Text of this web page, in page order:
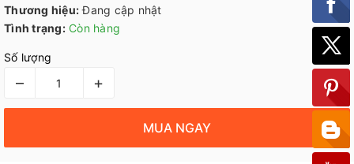
Thương hiệu: Đang cập nhật
Tình trạng: Còn hàng
Số lượng
– +
MUA NGAY